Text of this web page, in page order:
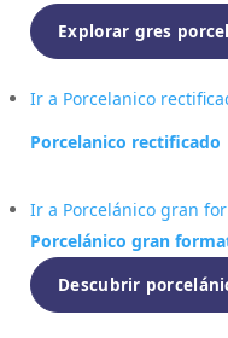
Explorar gres
Ir a Porcelanico
Porcelanico rectificado
Ir a Porcelánico gran
Porcelánico gran
Descubrir